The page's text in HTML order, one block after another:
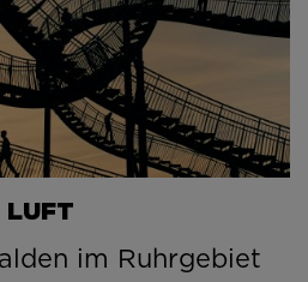
LUFT
im Ruhrgebiet